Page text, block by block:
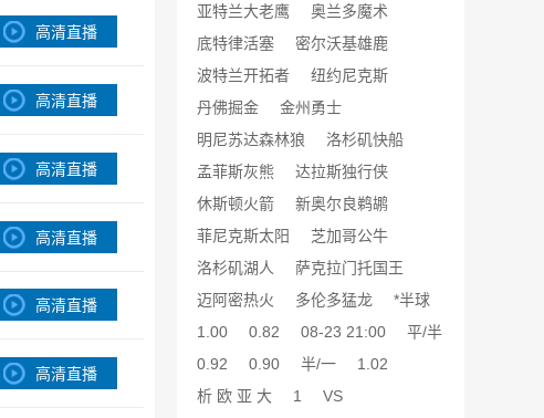
高清直播
高清直播
高清直播
高清直播
高清直播
高清直播
亚特兰大老鹰
奥兰多魔术
底特律活塞
密尔沃基雄鹿
波特兰开拓者
纽约尼克斯
丹佛掘金
金州勇士
明尼苏达森林狼
洛杉矶快船
孟菲斯灰熊
达拉斯独行侠
休斯顿火箭
新奥尔良鹈鹕
菲尼克斯太阳
芝加哥公牛
洛杉矶湖人
萨克拉门托国王
迈阿密热火
多伦多猛龙
*半球
1.00
0.82 08-23 21:00
平/半
0.92
0.90 半/一
1.02
析 欧 亚 大
1
VS